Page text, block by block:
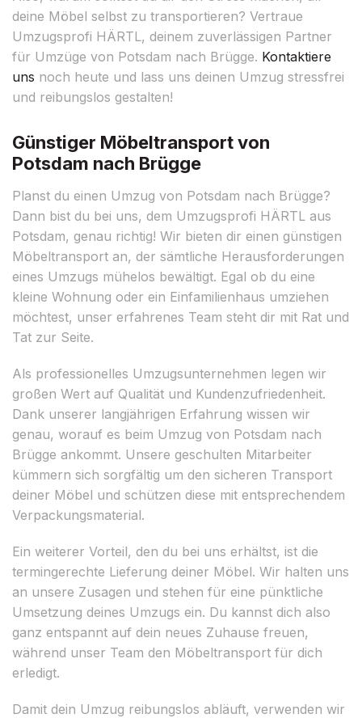
deine Möbel selbst zu transportieren? Vertraue
Umzugsprofi HÄRTL, deinem zuverlässigen Partner
für Umzüge von Potsdam nach Brügge. Kontaktiere
uns noch heute und lass uns deinen Umzug stressfrei
und reibungslos gestalten!
Günstiger Möbeltransport von
Potsdam nach Brügge
Planst du einen Umzug von Potsdam nach Brügge?
Dann bist du bei uns, dem Umzugsprofi HÄRTL aus
Potsdam, genau richtig! Wir bieten dir einen günstigen
Möbeltransport an, der sämtliche Herausforderungen
eines Umzugs mühelos bewältigt. Egal ob du eine
kleine Wohnung oder ein Einfamilienhaus umziehen
möchtest, unser erfahrenes Team steht dir mit Rat und
Tat zur Seite.
Als professionelles Umzugsunternehmen legen wir
großen Wert auf Qualität und Kundenzufriedenheit.
Dank unserer langjährigen Erfahrung wissen wir
genau, worauf es beim Umzug von Potsdam nach
Brügge ankommt. Unsere geschulten Mitarbeiter
kümmern sich sorgfältig um den sicheren Transport
deiner Möbel und schützen diese mit entsprechendem
Verpackungsmaterial.
Ein weiterer Vorteil, den du bei uns erhältst, ist die
termingerechte Lieferung deiner Möbel. Wir halten uns
an unsere Zusagen und stehen für eine pünktliche
Umsetzung deines Umzugs ein. Du kannst dich also
ganz entspannt auf dein neues Zuhause freuen,
während unser Team den Möbeltransport für dich
erledigt.
Damit dein Umzug reibungslos abläuft, verwenden wir